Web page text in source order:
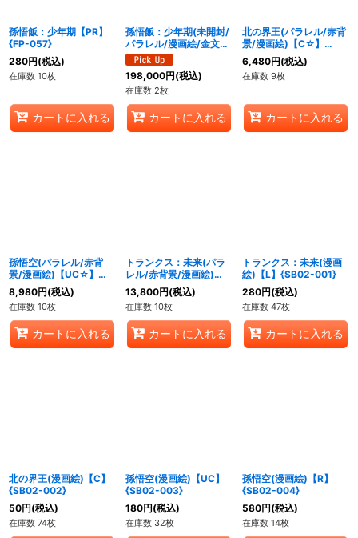
孫悟飯：少年期【PR】
{FP-057}
280円(税込)
在庫数 10枚
カートに入れる
孫悟飯：少年期(未開封/
パラレル/漫画絵/金文
字)【UC☆】{SB02-
007}
198,000円(税込)
在庫数 2枚
カートに入れる
北の界王(パラレル/赤背
景/漫画絵)【C☆】
{SB02-002}
6,480円(税込)
在庫数 9枚
カートに入れる
孫悟空(パラレル/赤背
景/漫画絵)【UC☆】
{SB02-003}
8,980円(税込)
在庫数 10枚
カートに入れる
トランクス：未来(パラ
レル/赤背景/漫画絵)
【UC☆】{SB02-011}
13,800円(税込)
在庫数 10枚
カートに入れる
トランクス：未来(漫画
絵)【L】{SB02-001}
280円(税込)
在庫数 47枚
カートに入れる
北の界王(漫画絵)【C】
{SB02-002}
50円(税込)
在庫数 74枚
孫悟空(漫画絵)【UC】
{SB02-003}
180円(税込)
在庫数 32枚
孫悟空(漫画絵)【R】
{SB02-004}
580円(税込)
在庫数 14枚